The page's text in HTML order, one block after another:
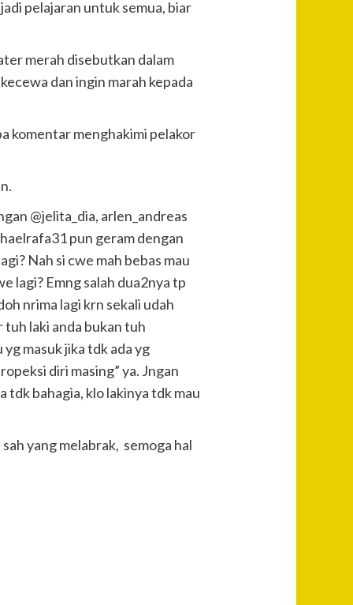
pelajaran untuk semua, biar
merah disebutkan dalam
dan ingin marah kepada
komentar menghakimi pelakor
@jelita_dia, arlen_andreas
pun geram dengan
Nah si cwe mah bebas mau
lagi? Emng salah dua2nya tp
nrima lagi krn sekali udah
laki anda bukan tuh
masuk jika tdk ada yg
diri masing” ya. Jngan
tdk bahagia, klo lakinya tdk mau
yang melabrak, semoga hal